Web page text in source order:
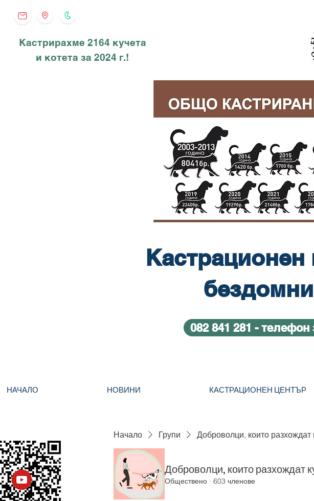
Кастрирахме 2164 кучета
и котета за 2024 г.!
Кастрационен
082 841 281 - телефон
НАЧАЛО НОВИНИ КАСТРАЦИОНЕН ЦЕНТЪР
Начало Групи Доброволци, които разхождат
Доброволци, които разхождат
Обществено · 603 членове